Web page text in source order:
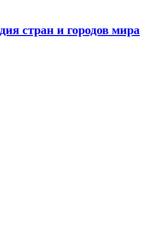
стран и городов мира